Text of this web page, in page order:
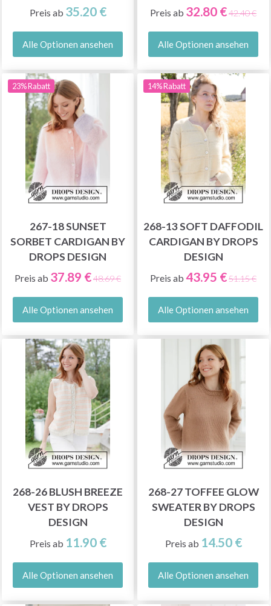
Preis ab 35.20 €
Alle Optionen ansehen
Preis ab 32.80 €42.40 €
Alle Optionen ansehen
23% Rabatt
267-18 SUNSET
SORBET CARDIGAN BY
DROPS DESIGN
Preis ab 37.89 €48.69 €
Alle Optionen ansehen
14% Rabatt
268-13 SOFT DAFFODIL
CARDIGAN BY DROPS
DESIGN
Preis ab 43.95 €51.15 €
Alle Optionen ansehen
268-26 BLUSH BREEZE
VEST BY DROPS
DESIGN
Preis ab 11.90 €
Alle Optionen ansehen
268-27 TOFFEE GLOW
SWEATER BY DROPS
DESIGN
Preis ab 14.50 €
Alle Optionen ansehen